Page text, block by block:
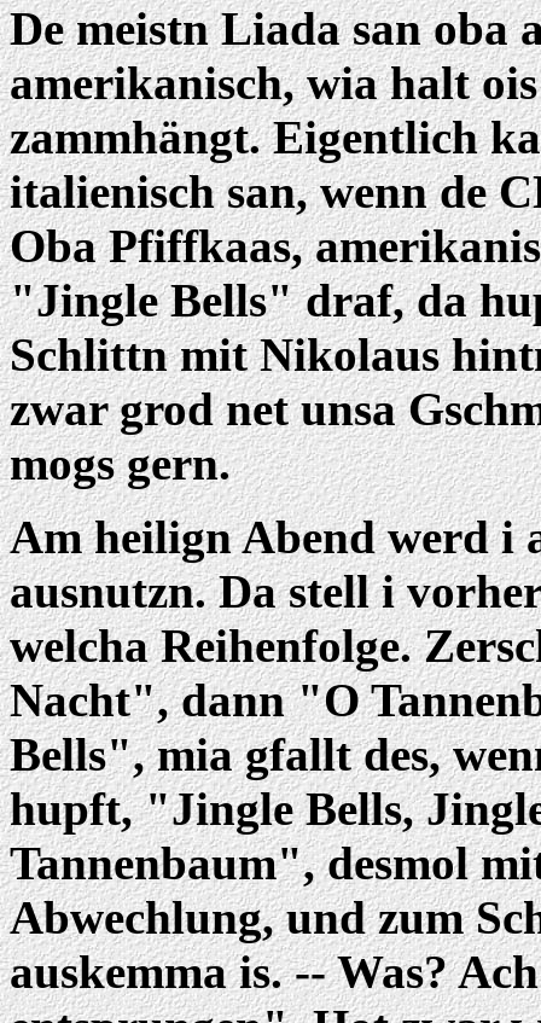
De meistn Liada san oba
amerikanisch, wia halt
zammhängt. Eigentlich
italienisch san, wenn de
Oba Pfiffkaas,
"Jingle Bells" draf, da
Schlittn mit Nikolaus
zwar grod net unsa
mogs gern.
Am heilign Abend werd i
ausnutzn. Da stell i
welcha Reihenfolge.
Nacht", dann "O
Bells", mia gfallt des,
hupft, "Jingle Bells,
Tannenbaum", desmol
Abwechlung, und zum
auskemma is. -- Was?